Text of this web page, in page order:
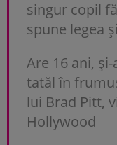
singur copil
spune legea
Are 16 ani,
tatăl în
lui Brad Pitt,
Hollywood